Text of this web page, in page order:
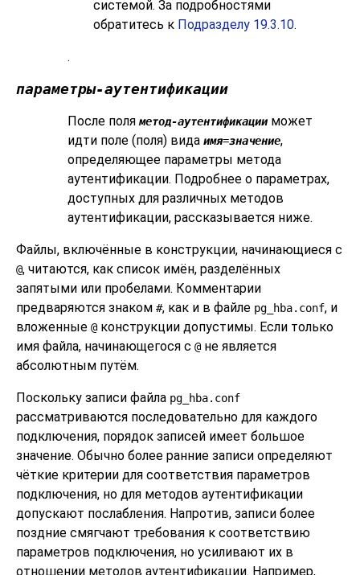
системой. За подробностями
обратитесь к Подразделу 19.3.10.
.
параметры-аутентификации
После поля метод-аутентификации может
идти поле (поля) вида имя=значение,
определяющее параметры метода
аутентификации. Подробнее о параметрах,
доступных для различных методов
аутентификации, рассказывается ниже.
Файлы, включённые в конструкции, начинающиеся с
@, читаются, как список имён, разделённых
запятыми или пробелами. Комментарии
предваряются знаком #, как и в файле pg_hba.conf, и
вложенные @ конструкции допустимы. Если только
имя файла, начинающегося с @ не является
абсолютным путём.
Поскольку записи файла pg_hba.conf
рассматриваются последовательно для каждого
подключения, порядок записей имеет большое
значение. Обычно более ранние записи определяют
чёткие критерии для соответствия параметров
подключения, но для методов аутентификации
допускают послабления. Напротив, записи более
поздние смягчают требования к соответствию
параметров подключения, но усиливают их в
отношении методов аутентификации. Например,